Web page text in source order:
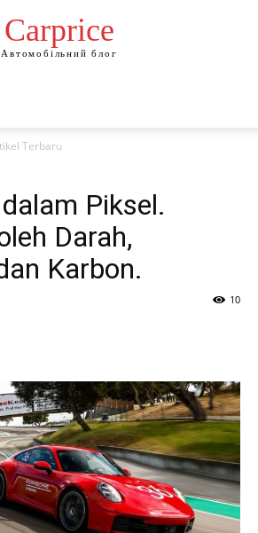
Сarprice
Автомобільний блог
Terbaru
Piksel.
Darah,
Karbon.
10